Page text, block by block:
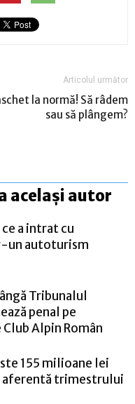
Articolul următor
la normă! Să râdem
sau să plângem?
același autor
a intrat cu
autoturism
Tribunalul
penal pe
Alpin Român
155 milioane lei
trimestrului